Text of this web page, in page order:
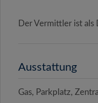
Der Vermittler ist
Ausstattung
Gas Parkplatz